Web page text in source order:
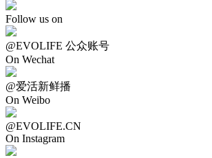
Follow us on
@EVOLIFE 公众账号
On Wechat
@爱活新鲜播
On Weibo
@EVOLIFE.CN
On Instagram